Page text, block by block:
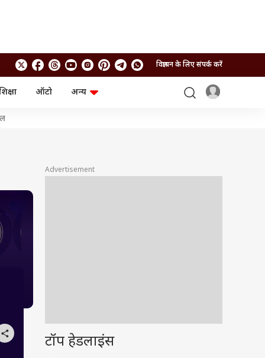
विज्ञापन के लिए संपर्क करें
ऑटो
अन्य
आईपीओ
फोटो गैलरी
Advertisement
टॉप हेडलाइंस